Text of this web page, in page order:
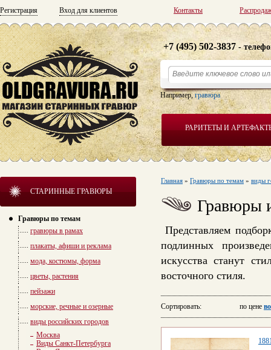
Регистрация Вход для клиентов Контакты
РАРИТЕТЫ И
+7 (495) 502-3837 -
Например,гравюра
СТАРИННЫЕ ГРАВЮРЫ
Гравюры по темам
гравюры в рамах
плакаты, афиши и реклама
мода, костюмы, форма
цветы, растения
пейзажи
морские, речные и озерные
виды российских городов
Москва
Виды Санкт-Петербурга
Главная » Гравюры по темам » виды
Гравюры
Представляем
подлинных
искусства станут
восточного стиля.
Сортировать: по цене